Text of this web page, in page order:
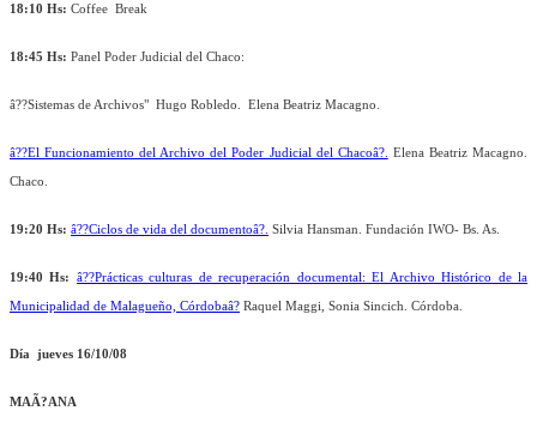
18:10 Hs: Coffee Break
18:45 Hs: Panel Poder Judicial del Chaco:
â??Sistemas de Archivos" Hugo Robledo. Elena Beatriz Macagno.
â??El Funcionamiento del Archivo del Poder Judicial del Chacoâ?. Elena Beatriz Macagno.
Chaco.
19:20 Hs: â??Ciclos de vida del documentoâ?. Silvia Hansman. Fundación IWO- Bs. As.
19:40 Hs: â??Prácticas culturas de recuperación documental: El Archivo Histórico de la
Municipalidad de Malagueño, Córdobaâ? Raquel Maggi, Sonia Sincich. Córdoba.
Día jueves 16/10/08
MAÃ?ANA